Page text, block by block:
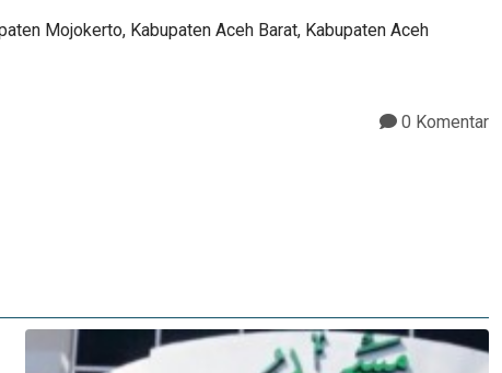
Mojokerto, Kabupaten Aceh Barat, Kabupaten Aceh
0 Komentar